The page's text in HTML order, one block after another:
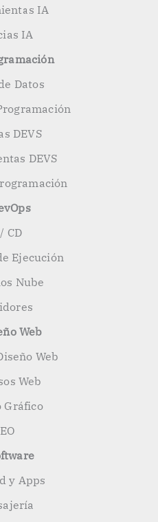
IA
IA
Datos
DEVS
DEVS
CD
Ejecución
Nube
Web
Web
Web
Gráfico
y Apps